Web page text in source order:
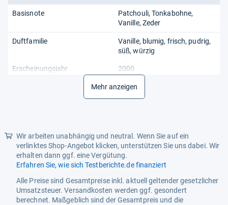
Basisnote
Patchouli, Tonkabohne,
Vanille, Zeder
Duftfamilie
Vanille, blumig, frisch, pudrig,
süß, würzig
Erscheinungsjahr 2000
Gewürznelke, Heliotrope,
Kaffee, Kümmel
Produkttyp Eau de Toilette
item_group_id B0FGYBGNGZ
Mehr anzeigen
Wir arbeiten unabhängig und neutral. Wenn Sie auf ein
verlinktes Shop-Angebot klicken, unterstützen Sie uns dabei. Wir
erhalten dann ggf. eine Vergütung.
Erfahren Sie, wie sich Testberichte.de finanziert
Alle Preise sind Gesamtpreise inkl. aktuell geltender gesetzlicher
Umsatzsteuer. Versandkosten werden ggf. gesondert
berechnet. Maßgeblich sind der Gesamtpreis und die